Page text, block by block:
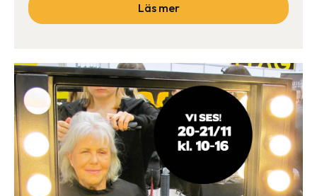
Läs mer